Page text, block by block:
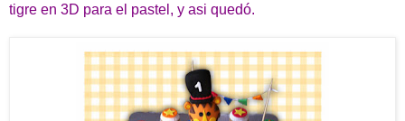
tigre en 3D para el pastel, y asi quedó.